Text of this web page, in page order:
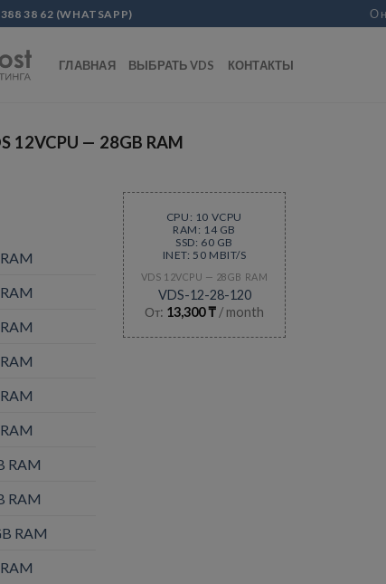
38 62 (WHATSAPP) О
ГЛАВНАЯ ВЫБРАТЬ VDS КОНТАКТЫ
12VCPU — 28GB RAM
RAM
RAM
RAM
CPU: 10 VCPU
RAM: 14 GB
SSD: 60 GB
INET: 50 MBIT/S
VDS 12VCPU — 28GB RAM
VDS-12-28-120
От: 13,300₸ / month